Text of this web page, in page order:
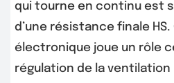
qui tourne en continu est
d’une résistance finale
électronique joue un rôle
régulation de la ventilation